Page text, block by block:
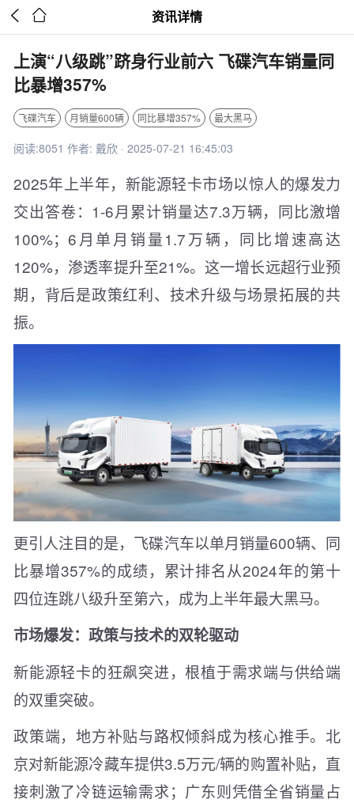
  资讯详情
上演“八级跳”跻身行业前六 飞碟汽车销量同
比暴增357%
飞碟汽车 月销量600辆 同比暴增357% 最大黑马
阅读:8051 作者: 戴欣 · 2025-07-21 16:45:03
2025年上半年，新能源轻卡市场以惊人的爆发力
交出答卷：1-6月累计销量达7.3万辆，同比激增
100%；6月单月销量1.7万辆，同比增速高达
120%，渗透率提升至21%。这一增长远超行业预
期，背后是政策红利、技术升级与场景拓展的共
振。
更引人注目的是，飞碟汽车以单月销量600辆、同
比暴增357%的成绩，累计排名从2024年的第十
四位连跳八级升至第六，成为上半年最大黑马。
市场爆发：政策与技术的双轮驱动
新能源轻卡的狂飙突进，根植于需求端与供给端
的双重突破。
政策端，地方补贴与路权倾斜成为核心推手。北
京对新能源冷藏车提供3.5万元/辆的购置补贴，直
接刺激了冷链运输需求；广东则凭借全省销量占